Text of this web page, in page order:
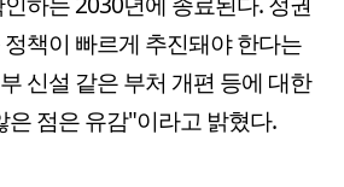
책이 빠르게 추진돼야 한다는
신설 같은 부처 개편 등에 대한
은 점은 유감"이라고 밝혔다.